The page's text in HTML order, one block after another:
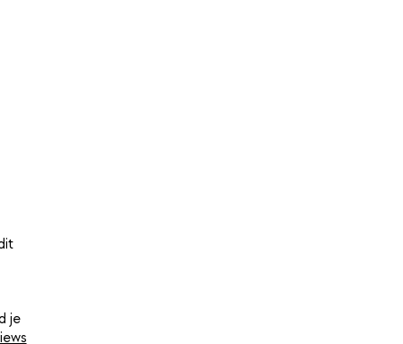
je